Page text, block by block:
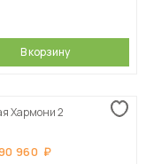
В корзину
Хармони 2
960